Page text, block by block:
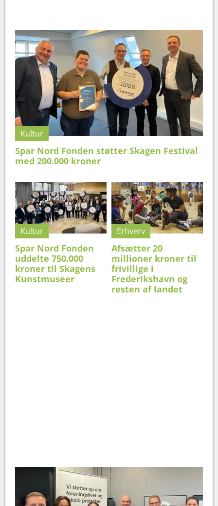
Kultur
Spar Nord Fonden støtter Skagen Festival
med 200.000 kroner
Kultur
Spar Nord Fonden
uddelte 750.000
kroner til Skagens
Kunstmuseer
Erhverv
Afsætter 20
millioner kroner til
frivillige i
Frederikshavn og
resten af landet